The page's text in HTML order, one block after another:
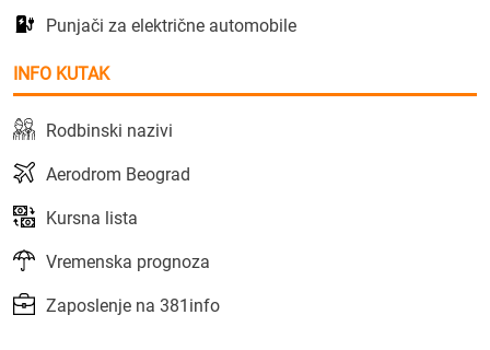
Punjači za električne automobile
INFO KUTAK
Rodbinski nazivi
Aerodrom Beograd
Kursna lista
Vremenska prognoza
Zaposlenje na 381info